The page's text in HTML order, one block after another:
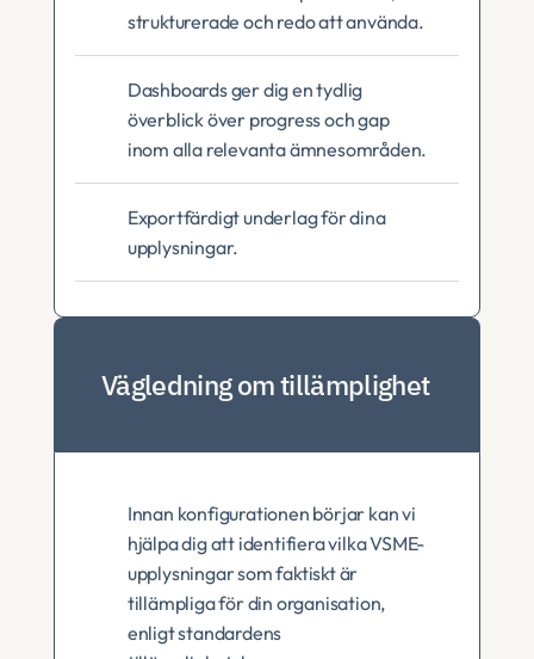
strukturerade och redo att använda.
Dashboards ger dig en tydlig
överblick över progress och gap
inom alla relevanta ämnesområden.
Exportfärdigt underlag för dina
upplysningar.
Vägledning om tillämplighet
Innan konfigurationen börjar kan vi
hjälpa dig att identifiera vilka VSME-
upplysningar som faktiskt är
tillämpliga för din organisation,
enligt standardens